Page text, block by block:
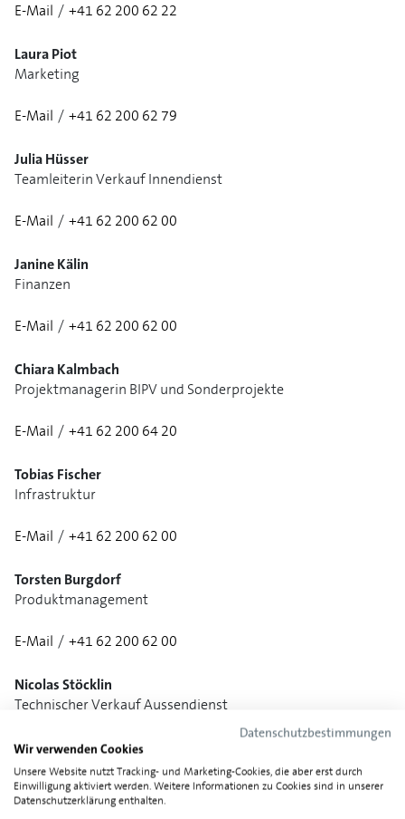
E-Mail / +41 62 200 62 22
Laura Piot
Marketing
E-Mail / +41 62 200 62 79
Julia Hüsser
Teamleiterin Verkauf Innendienst
E-Mail / +41 62 200 62 00
Janine Kälin
Finanzen
E-Mail / +41 62 200 62 00
Chiara Kalmbach
Projektmanagerin BIPV und Sonderprojekte
E-Mail / +41 62 200 64 20
Tobias Fischer
Infrastruktur
E-Mail / +41 62 200 62 00
Torsten Burgdorf
Produktmanagement
E-Mail / +41 62 200 62 00
Nicolas Stöcklin
Technischer Verkauf Aussendienst
E-Mail/ +41 62 200 62 91
Nina Guerreiro
Verkauf Innendienst
Datenschutzbestimmungen
Wir verwenden Cookies
Unsere Website nutzt Tracking- und Marketing-Cookies, die aber erst durch
Einwilligung aktiviert werden. Weitere Informationen zu Cookies sind in unserer
Datenschutzerklärung enthalten.